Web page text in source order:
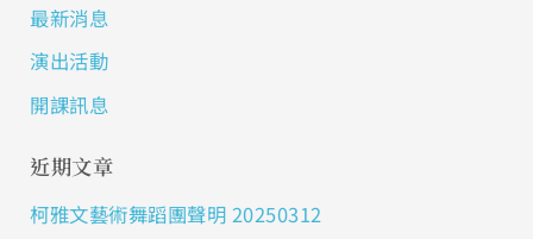
最新消息
演出活動
開課訊息
近期文章
柯雅文藝術舞蹈團聲明 20250312